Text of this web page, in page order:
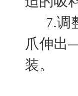
7.调
爪伸出
装。